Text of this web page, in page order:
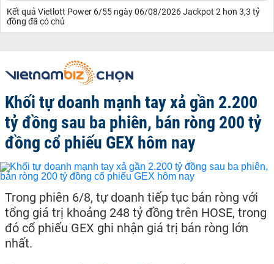
Kết quả Vietlott Power 6/55 ngày 06/08/2026 Jackpot 2 hơn 3,3 tỷ
đồng đã có chủ
Khối tự doanh mạnh tay xả gần 2.200
tỷ đồng sau ba phiên, bán ròng 200 tỷ
đồng cổ phiếu GEX hôm nay
Trong phiên 6/8, tự doanh tiếp tục bán ròng với
tổng giá trị khoảng 248 tỷ đồng trên HOSE, trong
đó cổ phiếu GEX ghi nhận giá trị bán ròng lớn
nhất.